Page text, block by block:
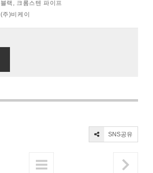
블랙, 크롬스텐 파이프
(주)비케이
SNS공유